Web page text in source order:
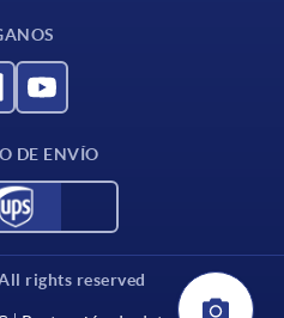
DE ENVÍO
rights reserved